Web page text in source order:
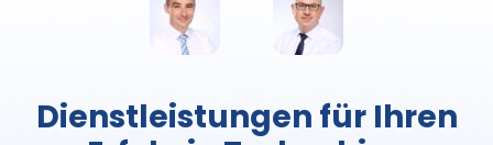
Dienstleistungen für Ihren